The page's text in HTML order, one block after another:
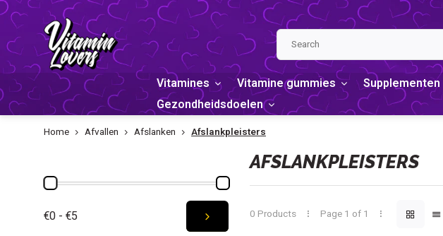
Vitamines Vitamine gummies Supplementen
Gezondheidsdoelen
Home Afvallen Afslanken Afslankpleisters
€0 - €5
AFSLANKPLEISTERS
0 Products Page 1 of 1